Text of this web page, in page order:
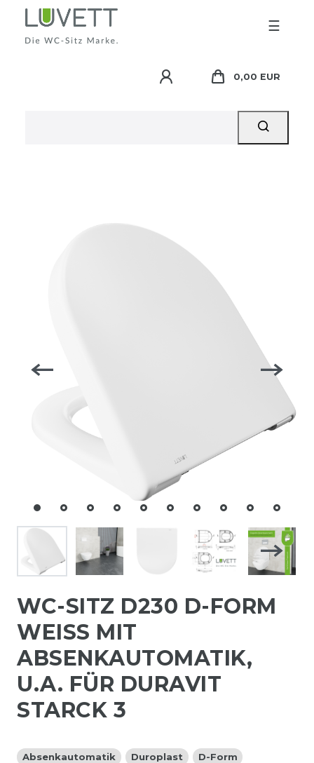
☰
0,00 EUR
WC-SITZ D230 D-FORM
WEISS MIT A
BSENKAUTOMATIK, U
.A. FÜR DURAVIT S
TARCK 3
Absenkautomatik Duroplast D-Form